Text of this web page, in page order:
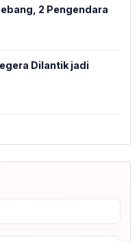
2 Pengendara
Dilantik jadi